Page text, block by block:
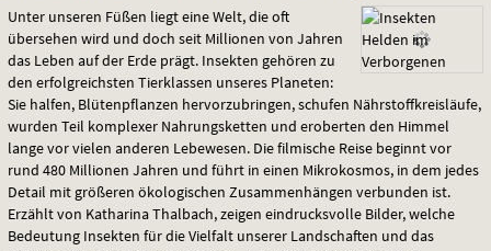
–
Helden
im
Verborgenen
Unter unseren Füßen liegt eine Welt, die oft
übersehen wird und doch seit Millionen von Jahren
das Leben auf der Erde prägt. Insekten gehören zu
den erfolgreichsten Tierklassen unseres Planeten:
Sie halfen, Blütenpflanzen hervorzubringen, schufen Nährstoffkreisläufe,
wurden Teil komplexer Nahrungsketten und eroberten den Himmel
lange vor vielen anderen Lebewesen. Die filmische Reise beginnt vor
rund 480 Millionen Jahren und führt in einen Mikrokosmos, in dem jedes
Detail mit größeren ökologischen Zusammenhängen verbunden ist.
Erzählt von Katharina Thalbach, zeigen eindrucksvolle Bilder, welche
Bedeutung Insekten für die Vielfalt unserer Landschaften und das